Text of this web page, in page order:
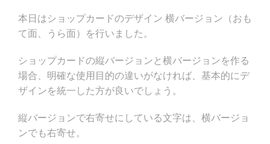
本日はショップカードのデザイン 横バージョン（おも
て面、うら面）を行いました。
ショップカードの縦バージョンと横バージョンを作る
場合、明確な使用目的の違いがなければ、基本的にデ
ザインを統一した方が良いでしょう。
縦バージョンで右寄せにしている文字は、横バージョ
ンでも右寄せ。